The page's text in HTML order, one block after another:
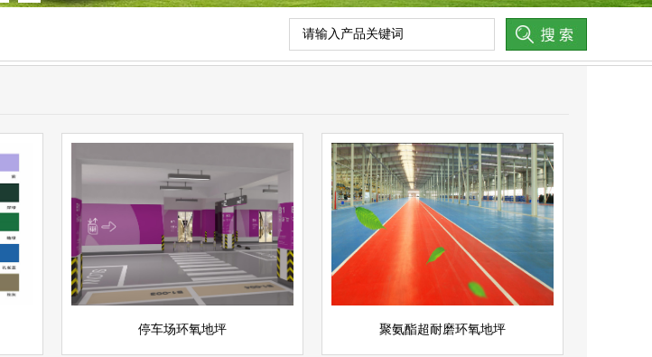
停车场环氧地坪
停车场环氧地坪
停车场地坪
查看详情
立即询问
聚氨酯超耐磨环氧地坪
聚氨酯超耐磨环氧地坪
聚氨酯地坪
查看详情
立即询问